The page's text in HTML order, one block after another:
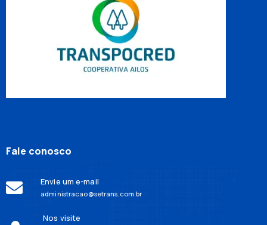
Fale conosco
Envie um e-mail
administracao@setrans.com.br
Nos visite